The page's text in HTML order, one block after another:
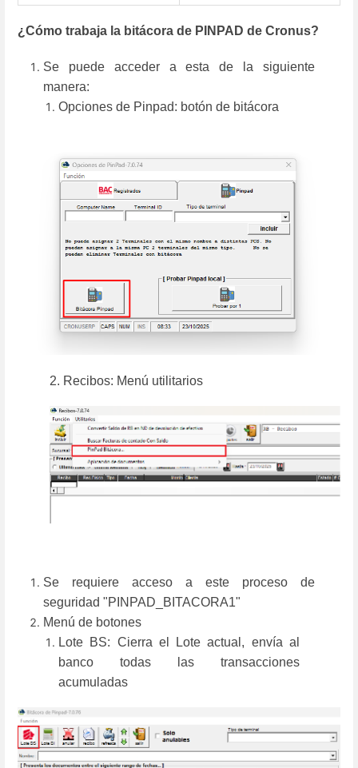
¿Cómo trabaja la bitácora de PINPAD de Cronus?
Se puede acceder a esta de la siguiente
manera:
Opciones de Pinpad: botón de bitácora
2. Recibos: Menú utilitarios
Se requiere acceso a este proceso de
seguridad "PINPAD_BITACORA1"
Menú de botones
Lote BS: Cierra el Lote actual, envía al
banco todas las transacciones
acumuladas